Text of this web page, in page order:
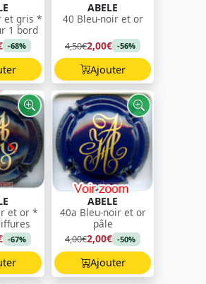
et gris *
1 bord
-68%
ABELE
40 Bleu-noir et or
4,50€2,00€ -56%
Ajouter
et or *
-67%
ABELE
40a Bleu-noir et or
pâle
4,00€2,00€ -50%
Ajouter